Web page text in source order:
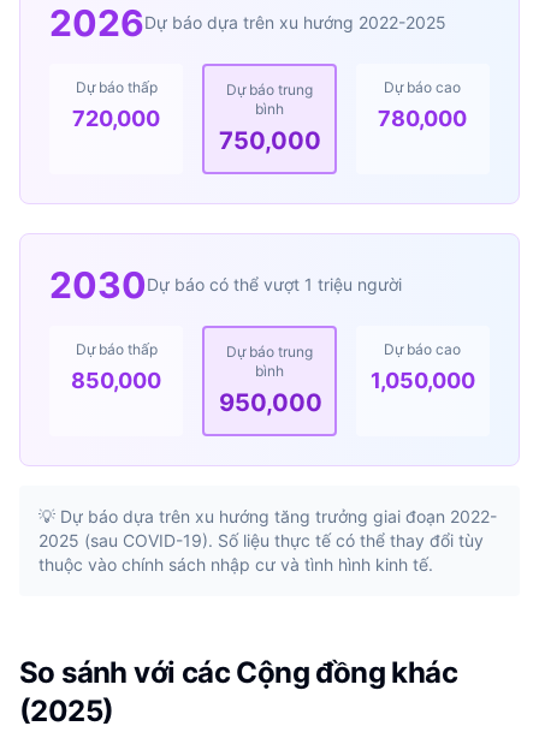
2026Dự báo dựa trên xu hướng 2022-2025
Dự báo thấp
720,000
Dự báo trung
bình
750,000
Dự báo cao
780,000
2030Dự báo có thể vượt 1 triệu người
Dự báo thấp
850,000
Dự báo trung
bình
950,000
Dự báo cao
1,050,000
💡 Dự báo dựa trên xu hướng tăng trưởng giai đoạn 2022-
2025 (sau COVID-19). Số liệu thực tế có thể thay đổi tùy
thuộc vào chính sách nhập cư và tình hình kinh tế.
So sánh với các Cộng đồng khác
(2025)